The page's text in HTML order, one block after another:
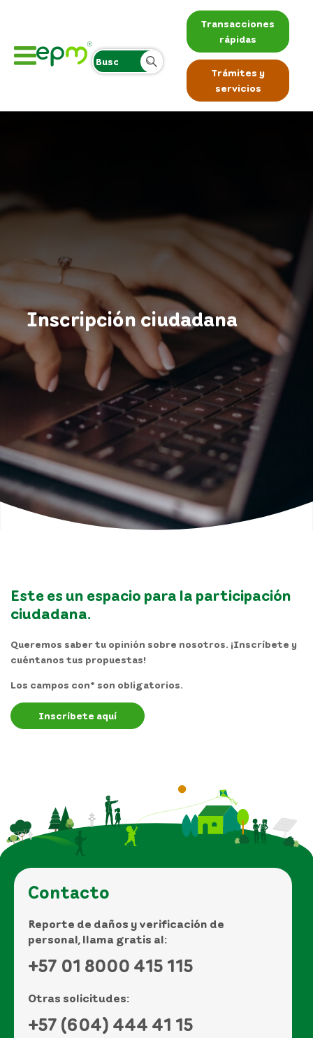
Transacciones
rápidas
Trámites y
servicios
Inscripción ciudadana
Este es un espacio para la participación
ciudadana.
Queremos saber tu opinión sobre nosotros. ¡Inscríbete y
cuéntanos tus propuestas!
Los campos con* son obligatorios.
Inscríbete aquí
Contacto
Reporte de daños y verificación de
personal, llama gratis al:
+57 01 8000 415 115
Otras solicitudes:
+57 (604) 444 41 15